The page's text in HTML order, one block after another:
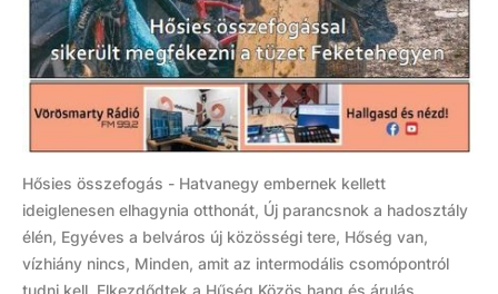
Hősies összefogás - Hatvanegy embernek kellett
ideiglenesen elhagynia otthonát, Új parancsnok a hadosztály
élén, Egyéves a belváros új közösségi tere, Hőség van,
vízhiány nincs, Minden, amit az intermodális csomópontról